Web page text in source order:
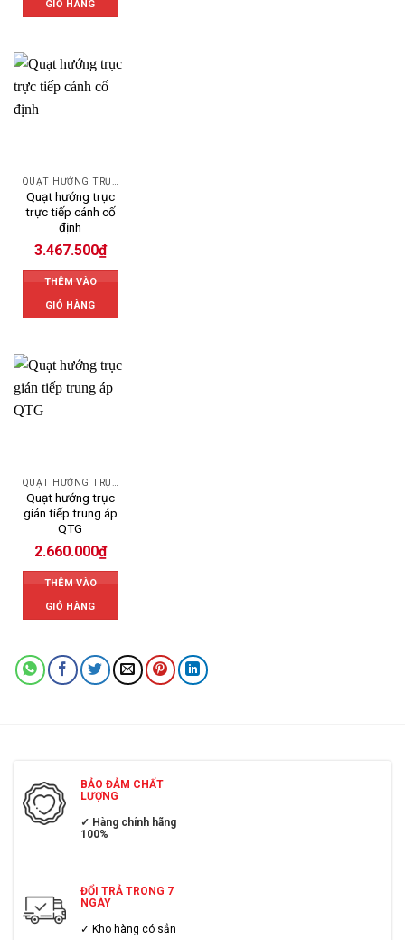
GIỎ HÀNG
Quạt hướng trục
trực tiếp cánh cố
định
3.467.500₫
THÊM VÀO
GIỎ HÀNG
Quạt hướng trục
gián tiếp trung áp
QTG
2.660.000₫
THÊM VÀO
GIỎ HÀNG
BẢO ĐẢM CHẤT
LƯỢNG
✓ Hàng chính hãng
100%
ĐỔI TRẢ TRONG 7
NGÀY
✓ Kho hàng có sẳn